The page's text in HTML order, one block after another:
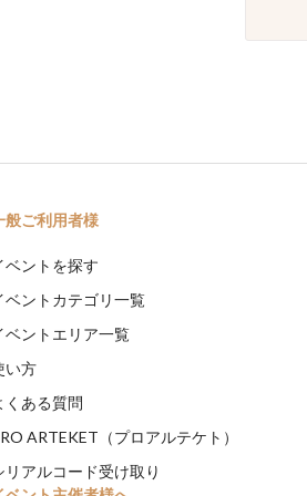
般ご利用者様
ベントを探す
ベントカテゴリ一覧
ベントエリア一覧
い方
くある質問
ARTEKET（プロアルテケト）
リアルコード受け取り